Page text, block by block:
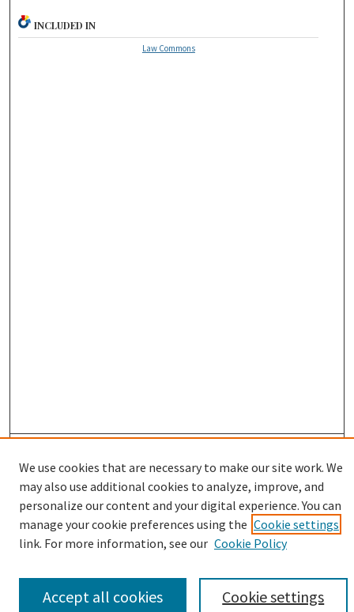
INCLUDED IN
Law Commons
Select context to search:
We use cookies that are necessary to make our site work. We
may also use additional cookies to analyze, improve, and
personalize our content and your digital experience. You can
manage your cookie preferences using the Cookie settings
link. For more information, see our Cookie Policy
Cookie settings
Accept all cookies